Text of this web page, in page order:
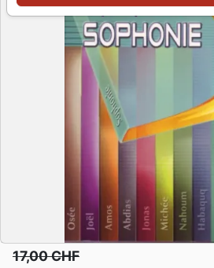
17,00 CHF